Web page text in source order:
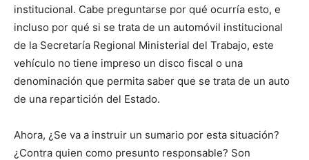
institucional. Cabe preguntarse por qué ocurría esto, e
incluso por qué si se trata de un automóvil institucional
de la Secretaría Regional Ministerial del Trabajo, este
vehículo no tiene impreso un disco fiscal o una
denominación que permita saber que se trata de un auto
de una repartición del Estado.
Ahora, ¿Se va a instruir un sumario por esta situación?
¿Contra quien como presunto responsable? Son